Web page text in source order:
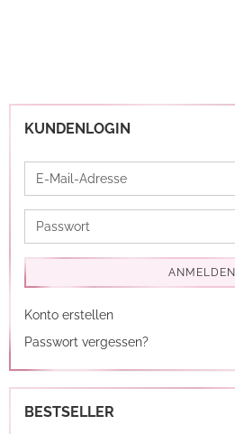
KUNDENLOGIN
E-
Mail-
Adresse
Passwort
ANMELDEN
Konto erstellen
Passwort vergessen?
BESTSELLER